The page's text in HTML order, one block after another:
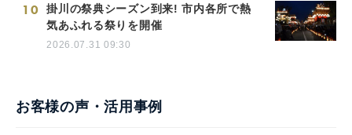
10
掛川の祭典シーズン到来! 市内各所で熱
気あふれる祭りを開催
2026.07.31 09:30
お客様の声・活用事例